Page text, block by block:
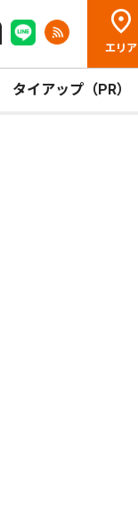
エリア
タイアップ（PR）